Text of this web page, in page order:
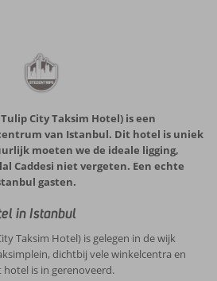
City Taksim Hotel) is een
van Istanbul. Dit hotel is uniek
moeten we de ideale ligging,
Caddesi niet vergeten. Een echte
gasten.
in Istanbul
Taksim Hotel) is gelegen in de wijk
dichtbij vele winkelcentra en
is in gerenoveerd.